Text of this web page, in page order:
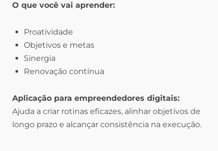
O que você vai aprender:
Proatividade
Objetivos e metas
Sinergia
Renovação contínua
Aplicação para empreendedores digitais:
Ajuda a criar rotinas eficazes, alinhar objetivos de
longo prazo e alcançar consistência na execução.